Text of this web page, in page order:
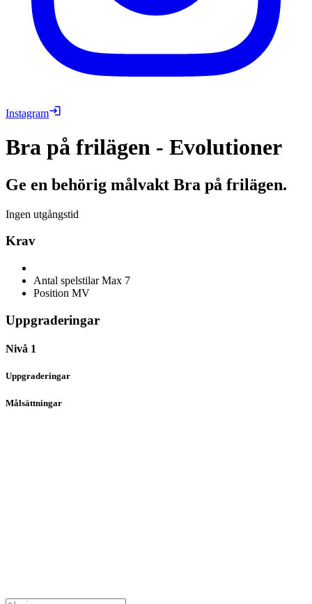
Instagram
Bra på frilägen - Evolutioner
Ge en behörig målvakt Bra på frilägen.
Ingen utgångstid
Krav
Antal spelstilarMax 7
Position MV
Uppgraderingar
Nivå 1
Uppgraderingar
Målsättningar